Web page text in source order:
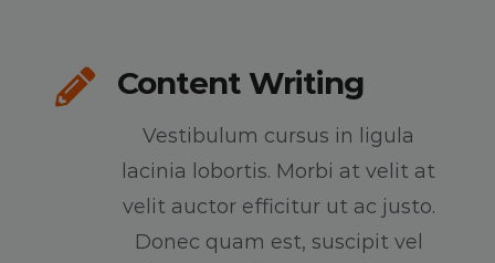
Content Writing
Vestibulum cursus in ligula
lacinia lobortis. Morbi at velit at
velit auctor efficitur ut ac justo.
Donec quam est, suscipit vel